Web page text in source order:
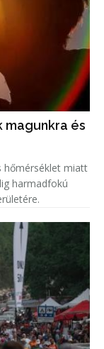
magunkra és
hőmérséklet miatt
harmadfokú